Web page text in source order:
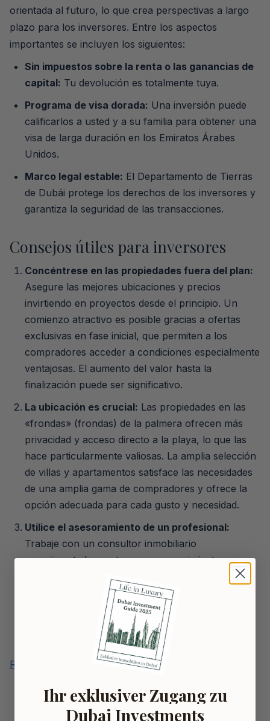
orientada al futuro, lo que crea perspectivas a largo
plazo para los inversores. Entre los aspectos
importantes se incluyen los siguientes:
Sin impuestos sobre la renta o las ganancias de
capital: Tu devolución es totalmente tuya.
Programa de visa dorada: Una inversión puede
calificarlos a usted y a su familia para obtener una
visa de larga duración en los Emiratos Árabes
Unidos.
Marco legal estable: El Departamento de Tierras
de Dubái protege los derechos de los inversores y
garantiza la seguridad de las transacciones.
Consejos útiles para inversores
Concéntrese en las propiedades fuera del plan:
Asegure las mejores ubicaciones y precios
invirtiendo en proyectos desde el principio. Un
comienzo atractivo es posible gracias a ofertas
exclusivas en fase inicial, que permiten a los
compradores acceder a condiciones especialmente
ventajosas. El aumento del valor hasta la
finalización puede ser significativo.
La ubicación es crucial: Las propiedades en las
«frondas» (frondas) de la palmera ofrecen más
privacidad y acceso directo a la playa, lo que las
hace particularmente valiosas. La amplia selección
de villas y apartamentos satisface las necesidades
de una amplia gama de compradores y ofrece la
opción adecuada para cada gusto y necesidad.
Utilice el asesoramiento de un profesional:
Trabaje con un consultor inmobiliario
experimentado que tenga un conocimiento
profundo del proyecto y del mercado para tomar
la mejor decisión para su cartera. Nuestro equipo
especializado lo apoya con soluciones de
consultoría innovadoras y le brinda un apoyo
competente durante todo el proceso de compra.
Reciba consejos de nuestros expertos
Ihr exklusiver Zugang zu
Dubai Investments